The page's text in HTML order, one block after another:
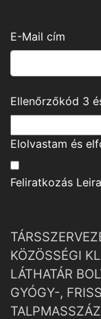
E-Mail cím
Ellenőrzőkód 3
Elolvastam és
Feliratkozás
KÖZÖSSÉGI
LÁTHATÁR
GYÓGY-,